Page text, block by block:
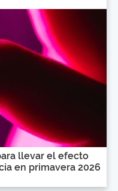
llevar el efecto
en primavera 2026